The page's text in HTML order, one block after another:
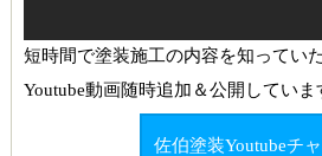
短時間で塗装施工の内容を知ってい
Youtube動画随時追加＆公開していま
佐伯塗装Youtubeチ